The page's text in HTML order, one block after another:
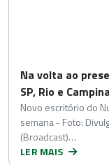
Na volta ao
SP, Rio e
Novo escritório do
semana - Foto:
(Broadcast)…
LER MAIS